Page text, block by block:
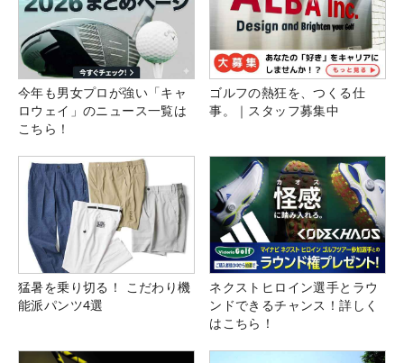
今年も男女プロが強い「キャ
ロウェイ」のニュース一覧は
こちら！
ゴルフの熱狂を、つくる仕
事。｜スタッフ募集中
猛暑を乗り切る！ こだわり機
能派パンツ4選
ネクストヒロイン選手とラウ
ンドできるチャンス！詳しく
はこちら！